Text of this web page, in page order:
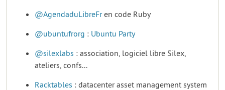
@AgendaduLibreFren code Ruby
@ubuntufrorg : Ubuntu Party
@silexlabs : association, logiciel libre Silex,
ateliers, confs...
Racktables : datacenter asset management system